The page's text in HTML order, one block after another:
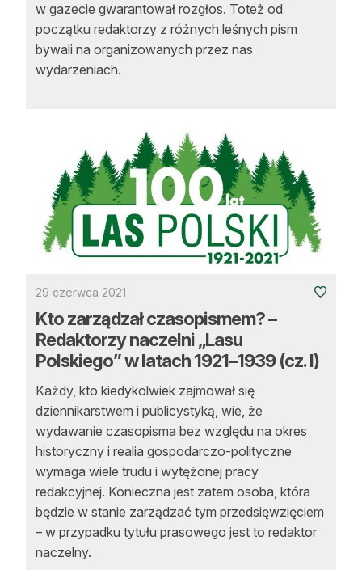
w gazecie gwarantował rozgłos. Toteż od
początku redaktorzy z różnych leśnych pism
bywali na organizowanych przez nas
wydarzeniach.
29 czerwca 2021
Kto zarządzał czasopismem? –
Redaktorzy naczelni „Lasu
Polskiego” w latach 1921–1939 (cz. I)
Każdy, kto kiedykolwiek zajmował się
dziennikarstwem i publicystyką, wie, że
wydawanie czasopisma bez względu na okres
historyczny i realia gospodarczo-polityczne
wymaga wiele trudu i wytężonej pracy
redakcyjnej. Konieczna jest zatem osoba, która
będzie w stanie zarządzać tym przedsięwzięciem
– w przypadku tytułu prasowego jest to redaktor
naczelny.